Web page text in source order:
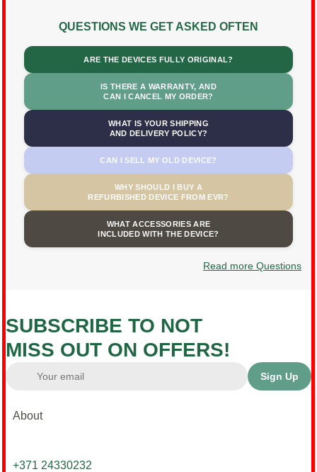
QUESTIONS WE GET ASKED OFTEN
ARE THE DEVICES FULLY ORIGINAL?
IS THERE A WARRANTY, AND
CAN I CANCEL MY ORDER?
WHAT IS YOUR SHIPPING
AND DELIVERY POLICY?
CAN I SELL MY OLD DEVICE?
WHY SHOULD I BUY A
REFURBISHED DEVICE FROM EVR?
WHAT ACCESSORIES ARE
INCLUDED WITH THE DEVICE?
Read more Questions
SUBSCRIBE TO NOT
MISS OUT ON OFFERS!
Sign Up
About
+371 24330232